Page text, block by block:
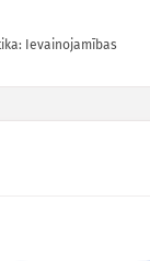
Ievainojamības